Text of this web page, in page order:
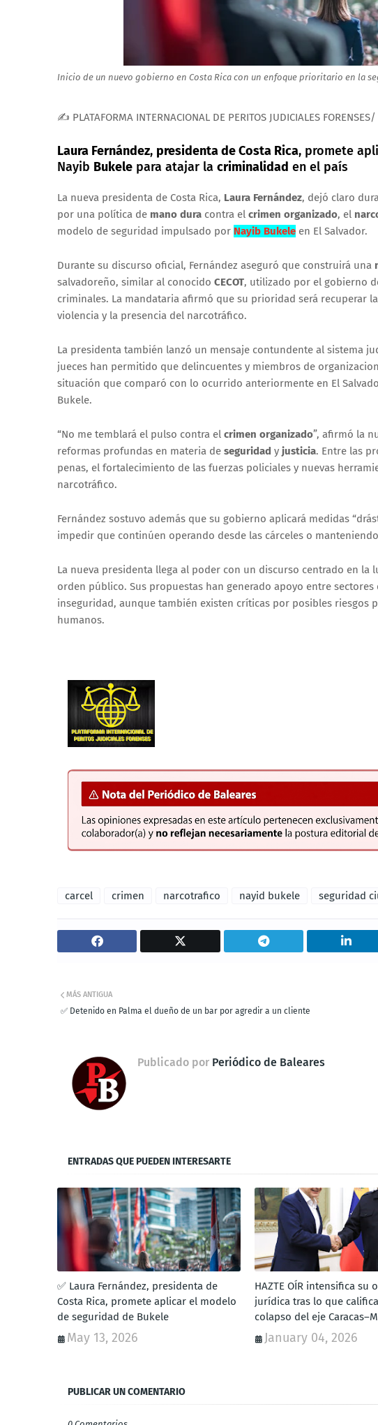
Inicio de un nuevo gobierno en Costa Rica con un enfoque prioritario en la
✍ PLATAFORMA INTERNACIONAL DE PERITOS JUDICIALES FORENSES/
Laura Fernández, presidenta de Costa Rica, promete
Nayib Bukele para atajar la criminalidad en el país
La nueva presidenta de Costa Rica, Laura Fernández, dejó claro
por una política de mano dura contra el crimen organizado, el
modelo de seguridad impulsado por Nayib Bukele en El Salvador.
Durante su discurso oficial, Fernández aseguró que construirá una
salvadoreño, similar al conocido CECOT, utilizado por el gobierno
criminales. La mandataria afirmó que su prioridad será recuperar la
violencia y la presencia del narcotráfico.
La presidenta también lanzó un mensaje contundente al sistema
jueces han permitido que delincuentes y miembros de
situación que comparó con lo ocurrido anteriormente en El
Bukele.
“No me temblará el pulso contra el crimen organizado”, afirmó la
reformas profundas en materia de seguridad y justicia. Entre las
penas, el fortalecimiento de las fuerzas policiales y nuevas
narcotráfico.
Fernández sostuvo además que su gobierno aplicará medidas
impedir que continúen operando desde las cárceles o
La nueva presidenta llega al poder con un discurso centrado en la
orden público. Sus propuestas han generado apoyo entre
inseguridad, aunque también existen críticas por posibles riesgos
humanos.
carcel crimen narcotrafico nayid bukele seguridad
MÁS ANTIGUA
✅ Detenido en Palma el dueño de un bar por agredir a un cliente
Publicado por Periódico de Baleares
ENTRADAS QUE PUEDEN INTERESARTE
✅ Laura Fernández, presidenta de
Costa Rica, promete aplicar el modelo
de seguridad de Bukele
May 13, 2026
HAZTE OÍR intensifica su
jurídica tras lo que
colapso del eje
January 04, 2026
PUBLICAR UN COMENTARIO